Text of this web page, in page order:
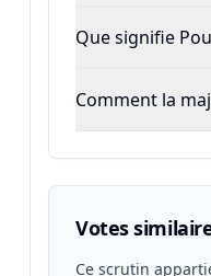
Que signifie
Comment la
Votes
Ce scrutin